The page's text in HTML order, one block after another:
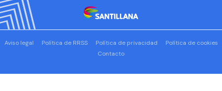
Aviso legal Política de RRSS Política de privacidad
Política de cookies
Contacto